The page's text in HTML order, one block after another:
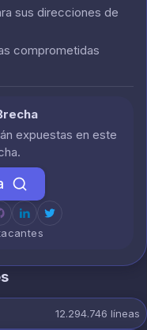
sus direcciones de
comprometidas
expuestas en este
12.294.746 líneas